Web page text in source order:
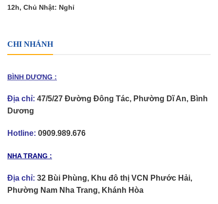
12h, Chủ Nhật: Nghỉ
CHI NHÁNH
BÌNH DƯƠNG :
Địa chỉ: 47/5/27 Đường Đông Tác, Phường Dĩ An, Bình
Dương
Hotline: 0909.989.676
NHA TRANG :
Địa chỉ: 32 Bùi Phùng, Khu đô thị VCN Phước Hải,
Phường Nam Nha Trang, Khánh Hòa